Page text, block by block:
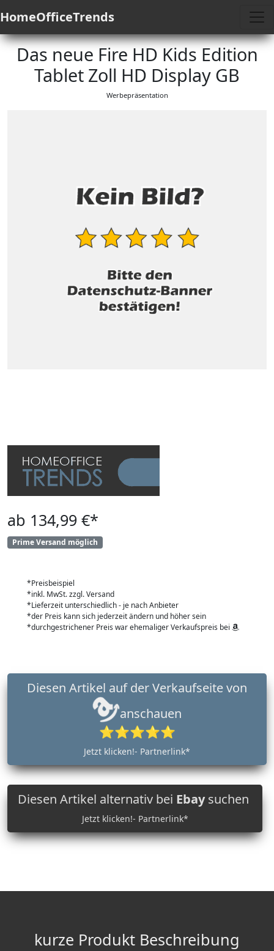
HomeOfficeTrends
Das neue Fire HD Kids Edition
Tablet Zoll HD Display GB
Werbepräsentation
ab 134,99 €*
Prime Versand möglich
*Preisbeispiel
*inkl. MwSt. zzgl. Versand
*Lieferzeit unterschiedlich - je nach Anbieter
*der Preis kann sich jederzeit ändern und höher sein
*durchgestrichener Preis war ehemaliger Verkaufspreis bei
anschauen
⭐⭐⭐⭐⭐
Jetzt klicken!- Partnerlink*
Diesen Artikel alternativ bei Ebaysuchen
Jetzt klicken!- Partnerlink*
kurze Produkt Beschreibung